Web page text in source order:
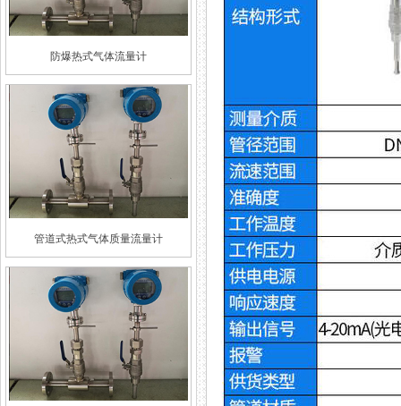
防爆热式气体流量计
管道式热式气体质量流量计